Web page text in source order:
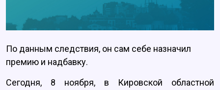
По данным следствия, он сам себе назначил
премию и надбавку.
Сегодня, 8 ноября, в Кировской областной